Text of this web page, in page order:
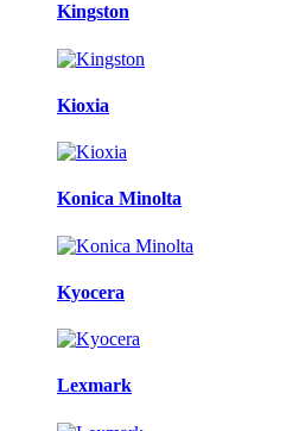
Kingston
Kioxia
Konica Minolta
Kyocera
Lexmark